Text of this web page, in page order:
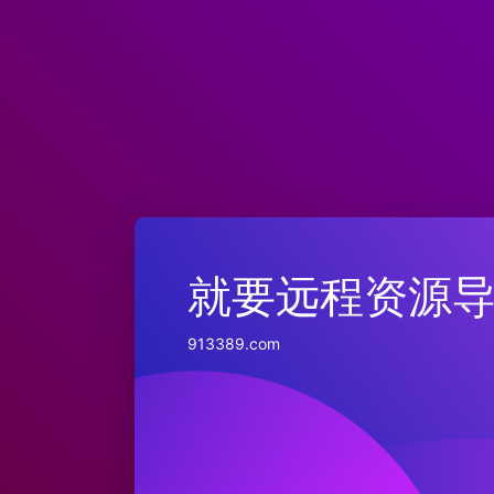
就要远程资源
913389.com